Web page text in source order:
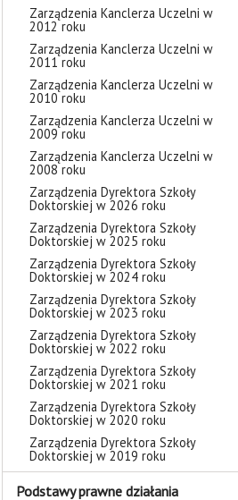
Zarządzenia Kanclerza Uczelni w
2012 roku
Zarządzenia Kanclerza Uczelni w
2011 roku
Zarządzenia Kanclerza Uczelni w
2010 roku
Zarządzenia Kanclerza Uczelni w
2009 roku
Zarządzenia Kanclerza Uczelni w
2008 roku
Zarządzenia Dyrektora Szkoły
Doktorskiej w 2026 roku
Zarządzenia Dyrektora Szkoły
Doktorskiej w 2025 roku
Zarządzenia Dyrektora Szkoły
Doktorskiej w 2024 roku
Zarządzenia Dyrektora Szkoły
Doktorskiej w 2023 roku
Zarządzenia Dyrektora Szkoły
Doktorskiej w 2022 roku
Zarządzenia Dyrektora Szkoły
Doktorskiej w 2021 roku
Zarządzenia Dyrektora Szkoły
Doktorskiej w 2020 roku
Zarządzenia Dyrektora Szkoły
Doktorskiej w 2019 roku
Podstawy prawne działania